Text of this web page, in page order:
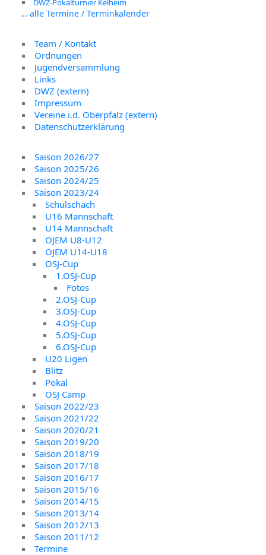
DWZ-Pokalturnier Kelheim
... alle Termine / Terminkalender
Team / Kontakt
Ordnungen
Jugendversammlung
Links
DWZ (extern)
Impressum
Vereine i.d. Oberpfalz (extern)
Datenschutzerklärung
Saison 2026/27
Saison 2025/26
Saison 2024/25
Saison 2023/24
Schulschach
U16 Mannschaft
U14 Mannschaft
OJEM U8-U12
OJEM U14-U18
OSJ-Cup
1.OSJ-Cup
Fotos
2.OSJ-Cup
3.OSJ-Cup
4.OSJ-Cup
5.OSJ-Cup
6.OSJ-Cup
U20 Ligen
Blitz
Pokal
OSJ Camp
Saison 2022/23
Saison 2021/22
Saison 2020/21
Saison 2019/20
Saison 2018/19
Saison 2017/18
Saison 2016/17
Saison 2015/16
Saison 2014/15
Saison 2013/14
Saison 2012/13
Saison 2011/12
Termine